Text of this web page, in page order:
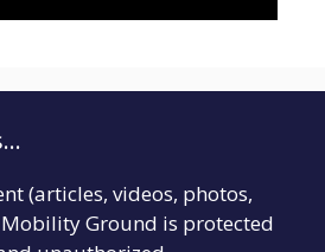
(articles, videos, photos,
Ground is protected